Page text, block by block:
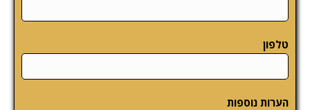
טלפון
הערות נוספות